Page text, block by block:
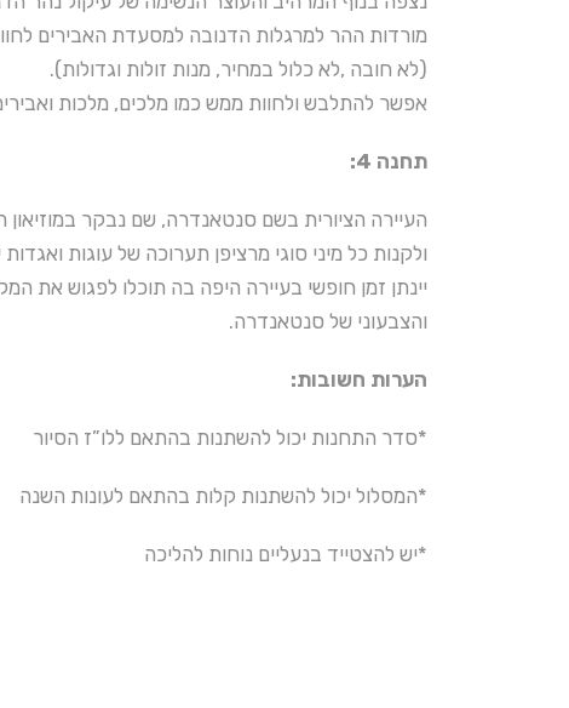
מורדות ההר למרגלות הדנובה למסעדת האבירים
(לא חובה ,לא כלול במחיר, מנות זולות וגדולות).
אפשר להתלבש ולחוות ממש כמו מלכים, מלכות
תחנה 4:
העיירה הציורית בשם סנטאנדרה, שם נבקר במוזיאון
ולקנות כל מיני סוגי מרציפן תערוכה של עוגות
יינתן זמן חופשי בעיירה היפה בה תוכלו לפגוש את
והצבעוני של סנטאנדרה.
הערות חשובות:
*סדר התחנות יכול להשתנות בהתאם ללו”ז הסיור
*המסלול יכול להשתנות קלות בהתאם לעונות השנה
*יש להצטייד בנעליים נוחות להליכה